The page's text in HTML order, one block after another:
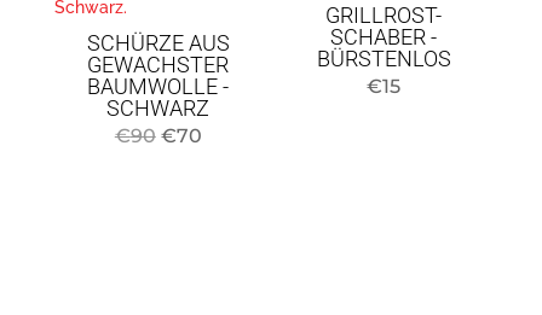
€
SCHÜRZE AUS
GEWACHSTER
BAUMWOLLE -
SCHWARZ
€90 Original
€70Current
GRILLROST-
SCHABER -
BÜRSTENLOS
€15